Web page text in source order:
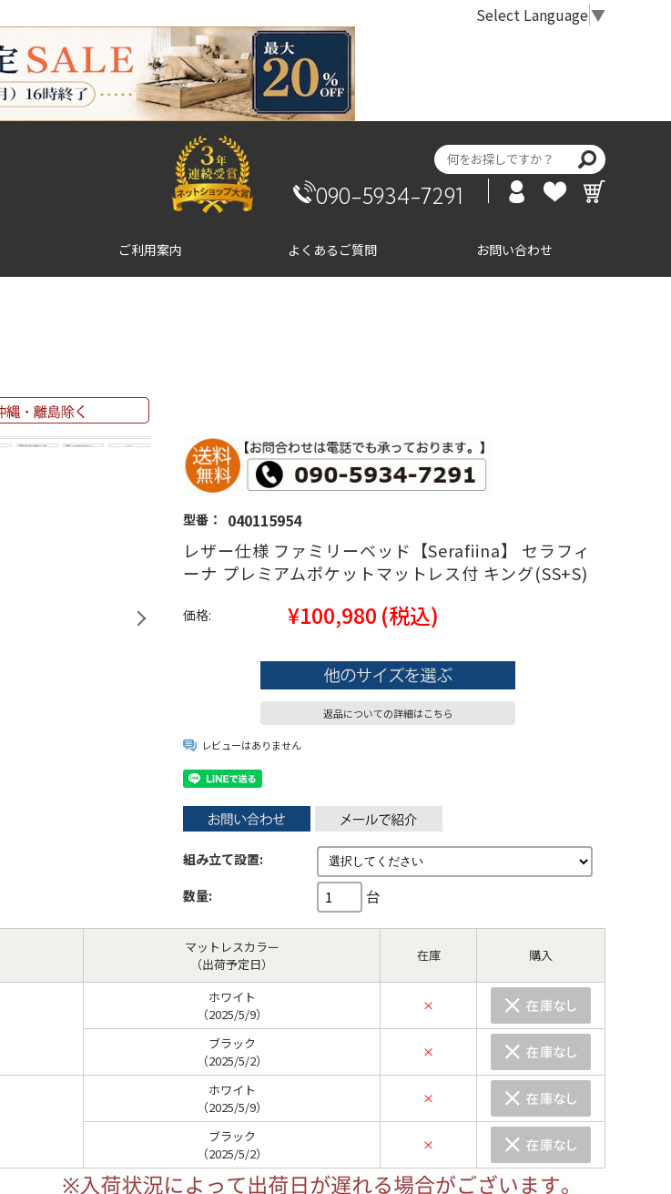
Select Language▼
090-5934-7291
ご利用案内 よくあるご質問 お問い合わせ
型番： 040115954
レザー仕様 ファミリーベッド【Serafiina】 セラフィ
ーナ プレミアムポケットマットレス付 キング(SS+S)
価格: ¥100,980 (税込)
返品についての詳細はこちら
レビューはありません
組み立て設置:
数量:
台
マットレスカラー
（出荷予定日）
在庫 購入
ホワイト
（2025/5/9）
×
ブラック
（2025/5/2）
×
ホワイト
（2025/5/9）
×
ブラック
（2025/5/2）
×